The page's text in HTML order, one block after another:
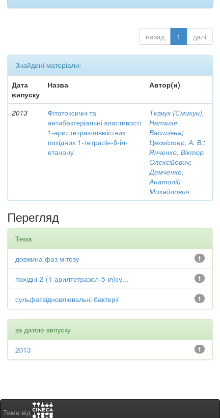
назад 1 далі
Знайдені матеріали:
Дата
випуску
Назва Автор(и)
2013
Фітотоксичні та
антибактеріальні властивості
1-арилтетразолвмістних
похідних 1-тетралін-6-іл-
етанону
Ткачук (Смикун),
Наталія
Василівна;
Цехмістер, А. В.;
Янченко, Віктор
Олексійович;
Демченко,
Анатолій
Михайлович
Перегляд
Тема
1
довжина фаз мітозу
1
похідні 2-(1-арилтетразол-5-іл)су...
1
сульфатвідновлювальні бактерії
за датою випуску
1
2013
Тема від